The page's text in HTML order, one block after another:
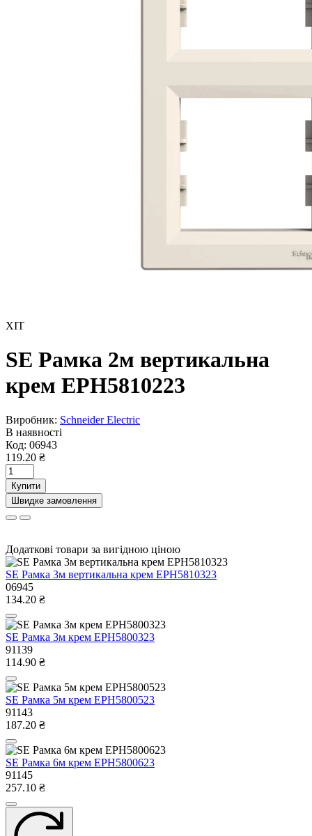
ХІТ
SE Рамка 2м вертикальна
крем EPH5810223
Виробник: Schneider Electric
В наявності
Код: 06943
119.20 ₴
Купити
Швидке замовлення
Додаткові товари за вигідною ціною
SE Рамка 3м вертикальна крем EPH5810323
06945
134.20 ₴
SE Рамка 3м крем EPH5800323
91139
114.90 ₴
SE Рамка 5м крем EPH5800523
91143
187.20 ₴
SE Рамка 6м крем EPH5800623
91145
257.10 ₴